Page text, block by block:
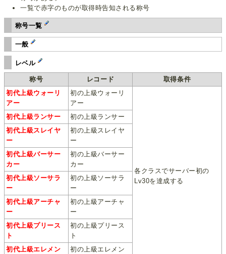
一覧で赤字のものが取得時告知される称号
称号一覧
一般
レベル
称号 レコード
取得条件
初代上級ウォーリ
アー
初の上級ウォーリ
アー
各クラスでサーバー初の
Lv30を達成する
初代上級ランサー
初の上級ランサー
初代上級スレイヤ
ー
初の上級スレイヤ
ー
初代上級バーサー
カー
初の上級バーサー
カー
初代上級ソーサラ
ー
初の上級ソーサラ
ー
初代上級アーチャ
ー
初の上級アーチャ
ー
初代上級プリース
ト
初の上級プリース
ト
初代上級エレメン
初の上級エレメン